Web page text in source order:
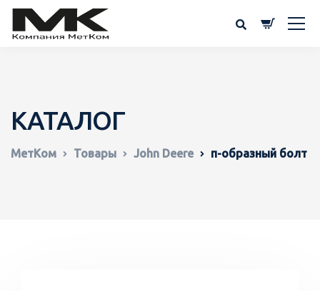
КАТАЛОГ
МетКом Товары John Deere п-образный болт